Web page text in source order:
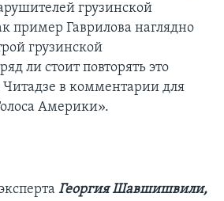
грузинской
пример Гаврилова наглядно
грузинской
ли стоит повторять это
Читадзе в комментарии для
Америки».
Георгия Шавшишвили,